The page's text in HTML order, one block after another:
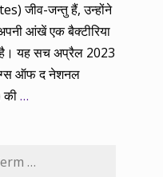
जीव-जन्तु हैं, उन्होंने
आंखें एक बैक्टीरिया
यह सच अप्रैल 2023
ऑफ द नेशनल
की…